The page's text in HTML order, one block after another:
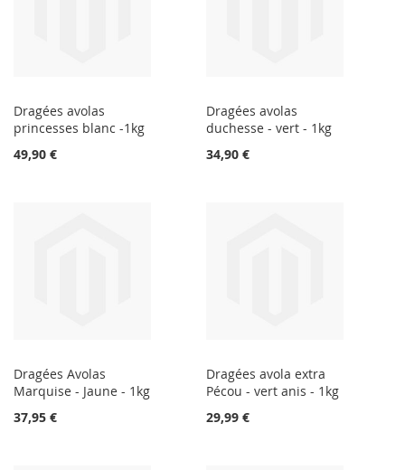
Dragées avolas
princesses blanc -1kg
49,90 €
Dragées avolas
duchesse - vert - 1kg
34,90 €
Dragées Avolas
Marquise - Jaune - 1kg
37,95 €
Dragées avola extra
Pécou - vert anis - 1kg
29,99 €